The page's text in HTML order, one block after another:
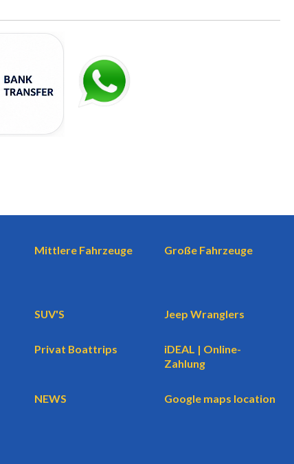
Mittlere Fahrzeuge Große Fahrzeuge
SUV'S Jeep Wranglers
Privat Boattrips
iDEAL | Online-
Zahlung
NEWS Google maps location